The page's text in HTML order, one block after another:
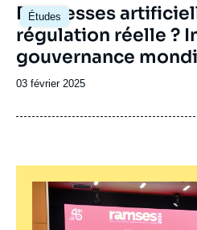
Études
Image
principale
Promesses
régulation réelle ?
gouvernance
Date
publication
03 février 2025